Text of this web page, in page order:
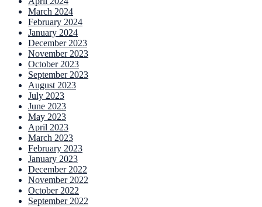
March 2024
February 2024
January 2024
December 2023
November 2023
October 2023
September 2023
August 2023
July 2023
June 2023
May 2023
April 2023
March 2023
February 2023
January 2023
December 2022
November 2022
October 2022
September 2022